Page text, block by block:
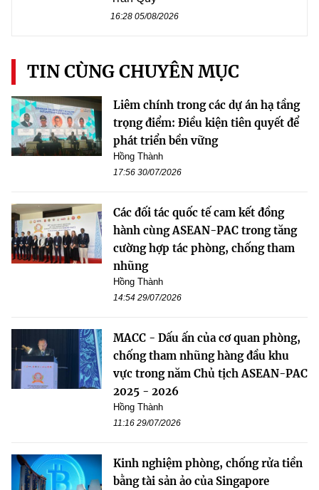
16:28 05/08/2026
TIN CÙNG CHUYÊN MỤC
Liêm chính trong các dự án hạ tầng
trọng điểm: Điều kiện tiên quyết để
phát triển bền vững
Hồng Thành
17:56 30/07/2026
Các đối tác quốc tế cam kết đồng
hành cùng ASEAN-PAC trong tăng
cường hợp tác phòng, chống tham
nhũng
Hồng Thành
14:54 29/07/2026
MACC - Dấu ấn của cơ quan phòng,
chống tham nhũng hàng đầu khu
vực trong năm Chủ tịch ASEAN-PAC
2025 - 2026
Hồng Thành
11:16 29/07/2026
Kinh nghiệm phòng, chống rửa tiền
bằng tài sản ảo của Singapore